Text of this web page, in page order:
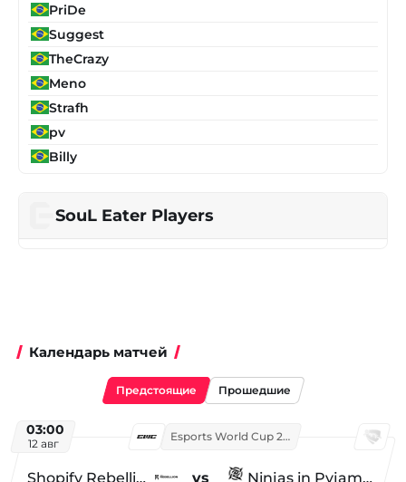
PriDe
Suggest
TheCrazy
Meno
Strafh
pv
Billy
SouL Eater Players
Календарь матчей
Предстоящие Прошедшие
03:00
12 авг
Esports World Cup 2026
Shopify Rebellion vs Ninjas in Pyjamas